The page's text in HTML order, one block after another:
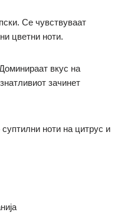
Се чувствуваат
цветни ноти.
вкус на
зачинет
ноти на цитрус и